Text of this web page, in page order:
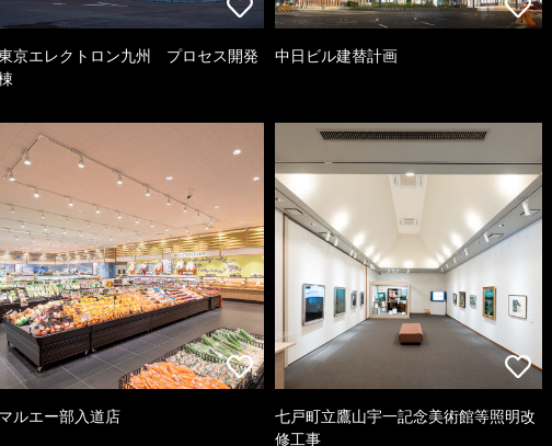
京エレクトロン九州 プロセス開発
中日ビル建替計画
マルエー部入道店
七戸町立鷹山宇一記念美術館等照明改
修工事